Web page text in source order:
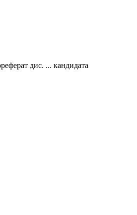
дис. ... кандидата